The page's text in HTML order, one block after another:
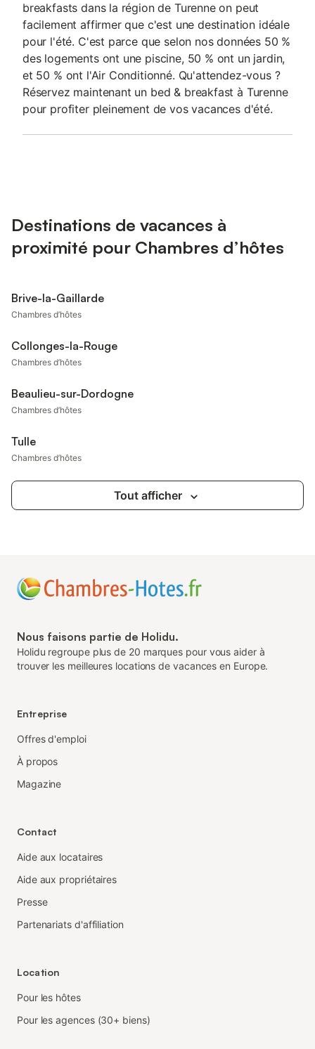
breakfasts dans la région de Turenne on peut
facilement affirmer que c'est une destination idéale
pour l'été. C'est parce que selon nos données 50 %
des logements ont une piscine, 50 % ont un jardin,
et 50 % ont l'Air Conditionné. Qu'attendez-vous ?
Réservez maintenant un bed & breakfast à Turenne
pour profiter pleinement de vos vacances d'été.
Destinations de vacances à
proximité pour Chambres d’hôtes
Brive-la-Gaillarde
Chambres d’hôtes
Collonges-la-Rouge
Chambres d’hôtes
Beaulieu-sur-Dordogne
Chambres d’hôtes
Tulle
Chambres d’hôtes
Tout afficher
Nous faisons partie de Holidu.
Holidu regroupe plus de 20 marques pour vous aider à
trouver les meilleures locations de vacances en Europe.
Entreprise
Offres d'emploi
À propos
Magazine
Contact
Aide aux locataires
Aide aux propriétaires
Presse
Partenariats d'affiliation
Location
Pour les hôtes
Pour les agences (30+ biens)